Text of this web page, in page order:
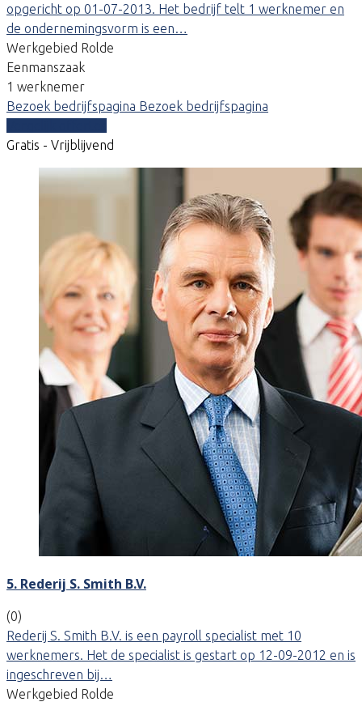
opgericht op 01-07-2013. Het bedrijf telt 1 werknemer en
de ondernemingsvorm is een…
Werkgebied Rolde
Eenmanszaak
1 werknemer
Bezoek bedrijfspagina Bezoek bedrijfspagina
Gratis - Vrijblijvend
5. Rederij S. Smith B.V.
(0)
Rederij S. Smith B.V. is een payroll specialist met 10
werknemers. Het de specialist is gestart op 12-09-2012 en is
ingeschreven bij…
Werkgebied Rolde